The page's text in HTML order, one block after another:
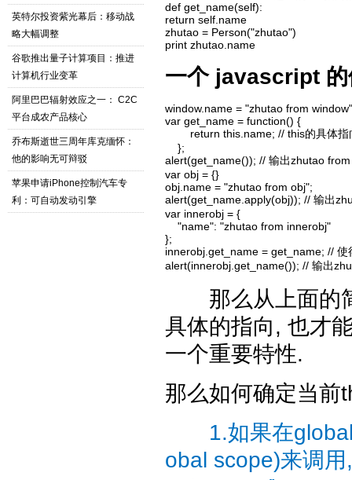
英特尔投资紫光幕后：移动战
略大幅调整
谷歌推出量子计算项目：推进
计算机行业变革
阿里巴巴辐射效应之一： C2C
平台成农产品核心
乔布斯逝世三周年库克缅怀：
他的影响无可辩驳
苹果申请iPhone控制汽车专
利：可自动发动引擎
def get_name(self):
return self.name
zhutao = Person("zhutao")
print zhutao.name
一个 javascript
window.name = "zhutao from window"
var get_name = function() {
return this.name; // this的
    };
alert(get_name()); // 输出zhutao
var obj = {}
obj.name = "zhutao from obj";
alert(get_name.apply(obj)); // 输出
var innerobj = {
    "name": "zhutao from innerobj"
};
innerobj.get_name = get_name; //
alert(innerobj.get_name()); // 输出
那么从上面的
具体的指向, 也才
一个重要特性.
那么如何确定当前
1.如果在global
obal scope)来调